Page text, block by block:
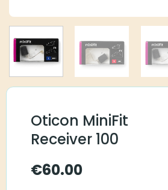
Oticon MiniFit
Receiver 100
€60.00